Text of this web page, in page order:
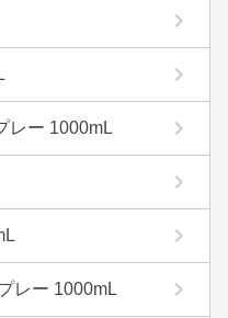
レー 1000mL
レー 1000mL